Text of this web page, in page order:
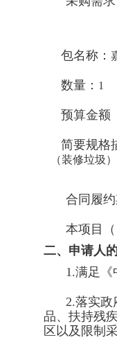
包名称：
数量： 1
预算金额
简要规格
（装修垃圾
合同履约
本项目（
二、申请人
1.满足《
2.落实政
品、扶持残
区以及限制